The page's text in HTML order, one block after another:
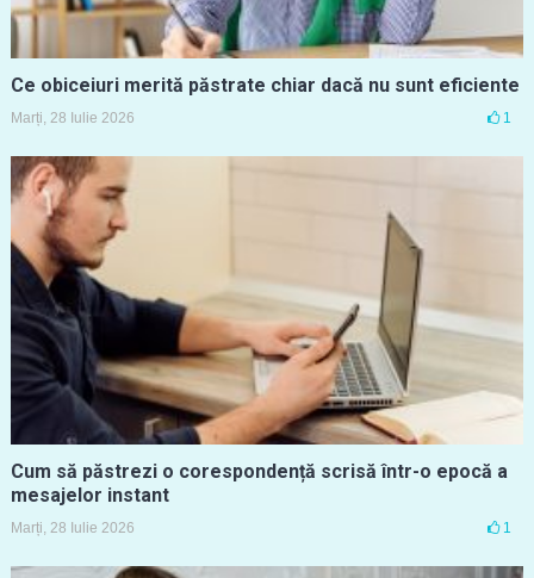
Ce obiceiuri merită păstrate chiar dacă nu sunt eficiente
Marți, 28 Iulie 2026 1
Cum să păstrezi o corespondență scrisă într-o epocă a
mesajelor instant
Marți, 28 Iulie 2026 1